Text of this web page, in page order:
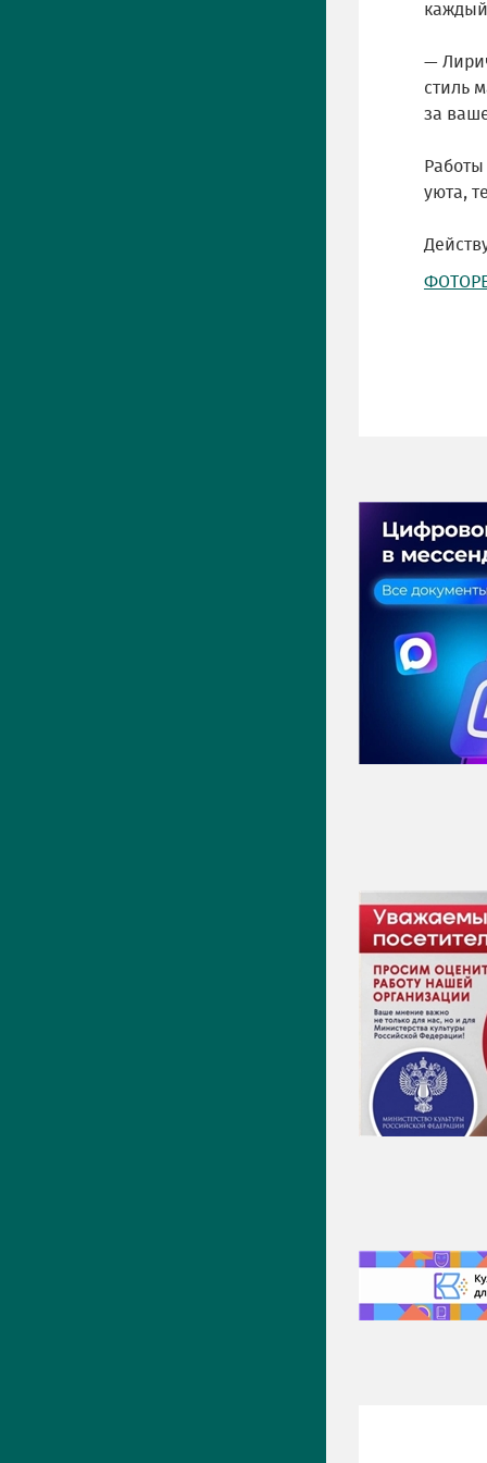
—
стиль
за
уюта,
ПРЕСС-ЦЕНТР
Актуально
Новости
Фото